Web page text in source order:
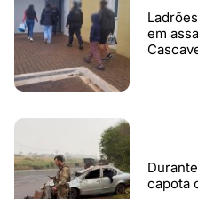
em
capota